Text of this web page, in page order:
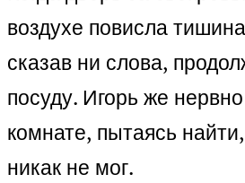
воздухе повисла
сказав ни слова,
посуду. Игорь же
комнате, пытаясь
никак не мог.